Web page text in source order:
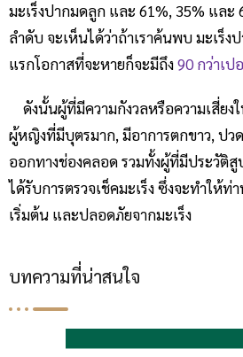
มะเร็งปากมดลูก และ 61%, 35% และ
ลำดับ จะเห็นได้ว่าถ้าเราค้นพบมะเร็ง
แรกโอกาสที่จะหายก็จะมีถึง90 กว่าเป
ดังนั้นผู้ที่มีความกังวลหรือความเสี่ยง
ผู้หญิงที่มีบุตรมาก, มีอาการตกขาว, ปว
ออกทางช่องคลอด รวมทั้งผู้ที่มีประวัติสู
ได้รับการตรวจเช็คมะเร็ง ซึ่งจะทำให้ท่
เริ่มต้น และปลอดภัยจากมะเร็ง
บทความที่น่าสนใจ